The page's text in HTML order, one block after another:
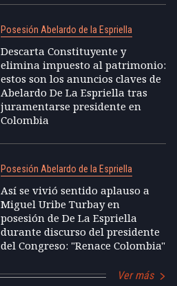
Posesión Abelardo de la Espriella
Descarta Constituyente y
elimina impuesto al patrimonio:
estos son los anuncios claves de
Abelardo De La Espriella tras
juramentarse presidente en
Colombia
Posesión Abelardo de la Espriella
Así se vivió sentido aplauso a
Miguel Uribe Turbay en
posesión de De La Espriella
durante discurso del presidente
del Congreso: "Renace Colombia"
Ver más